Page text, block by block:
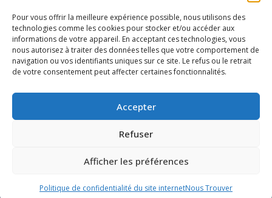
Pour vous offrir la meilleure expérience possible, nous utilisons des
technologies comme les cookies pour stocker et/ou accéder aux
informations de votre appareil. En acceptant ces technologies, vous
nous autorisez à traiter des données telles que votre comportement de
navigation ou vos identifiants uniques sur ce site. Le refus ou le retrait
de votre consentement peut affecter certaines fonctionnalités.
Accepter
Refuser
Afficher les préférences
Politique de confidentialité du site internetNous Trouver
Gouvernance
Éthique
Fondation CIS
Développement Durable
Services de facility et utility management
smart4you solutions innovantes
Résidents
Collaborateurs
Clients
Communautés locales
Carrière
Pourquoi nous rejoindre ?
Découvrir les métiers de CIS
Investisseurs
Agenda Financier
Assemblée générale
Informations réglementées
Suivez-nous
2026 CIS Groupe – Tous droits réservés –
confidentialité